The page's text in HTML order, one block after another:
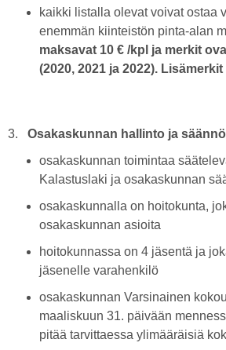
kaikki listalla olevat voivat ostaa
enemmän kiinteistön pinta-alan
maksavat 10 € /kpl ja merkit
(2020, 2021 ja 2022).
3. Osakaskunnan hallinto ja
osakaskunnan toimintaa
Kalastuslaki ja osakaskunnan
osakaskunnalla on hoitokunta,
osakaskunnan asioita
hoitokunnassa on 4 jäsentä ja
jäsenelle varahenkilö
osakaskunnan Varsinainen
maaliskuun 31. päivään
pitää tarvittaessa ylimääräisiä